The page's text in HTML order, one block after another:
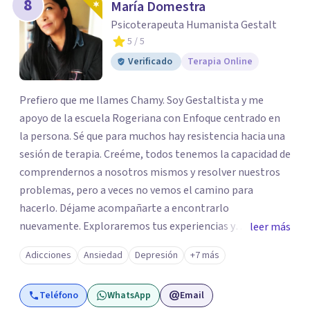
8 María Domestra
Psicoterapeuta Humanista Gestalt
5 / 5
Verificado
Terapia Online
Prefiero que me llames Chamy. Soy Gestaltista y me
apoyo de la escuela Rogeriana con Enfoque centrado en
la persona. Sé que para muchos hay resistencia hacia una
sesión de terapia. Creéme, todos tenemos la capacidad de
comprendernos a nosotros mismos y resolver nuestros
problemas, pero a veces no vemos el camino para
hacerlo. Déjame acompañarte a encontrarlo
nuevamente. Exploraremos tus experiencias y
emociones; encontrar en la novedad otra forma de
responder a ellas y enfrentarlas hoy es a lo que te invito.
Reinventarse es una opción. La relación que
construyamos tú y yo basada en la confianza, honestidad
leer más
Adicciones Ansiedad Depresión +7 más
Teléfono WhatsApp Email